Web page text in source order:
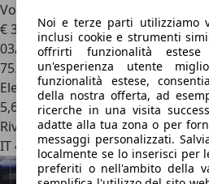
Volvo XC90
€ 38.8001
03/2021
75.500 km
Elettrica/Diesel
5,6 l/100 km (comb.)
Rivenditore
IT 44122Ferrara - Fe
Noi e terze parti utilizziamo
inclusi cookie e strumenti
offrirti funzionalità
un'esperienza utente
funzionalità estese,
della nostra offerta, ad
ricerche in una visita
adatte alla tua zona o per
messaggi personalizzati.
localmente se lo inserisci per
preferiti o nell'ambito della